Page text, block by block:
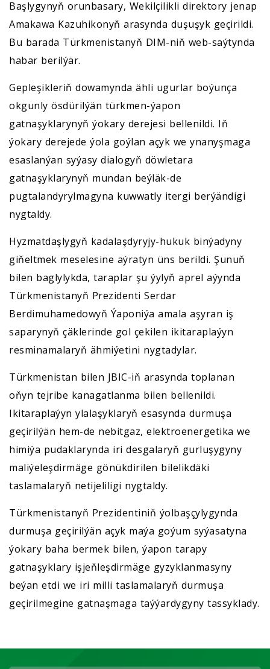
Başlygynyň orunbasary, Wekilçilikli direktory jenap
Amakawa Kazuhikonyň arasynda duşuşyk geçirildi.
Bu barada Türkmenistanyň DIM-niň web-saýtynda
habar berilýär.
Gepleşikleriň dowamynda ähli ugurlar boýunça
okgunly ösdürilýän türkmen-ýapon
gatnaşyklarynyň ýokary derejesi bellenildi. Iň
ýokary derejede ýola goýlan açyk we ynanyşmaga
esaslanýan syýasy dialogyň döwletara
gatnaşyklarynyň mundan beýläk-de
pugtalandyrylmagyna kuwwatly itergi berýändigi
nygtaldy.
Hyzmatdaşlygyň kadalaşdyryjy-hukuk binýadyny
giňeltmek meselesine aýratyn üns berildi. Şunuň
bilen baglylykda, taraplar şu ýylyň aprel aýynda
Türkmenistanyň Prezidenti Serdar
Berdimuhamedowyň Ýaponiýa amala aşyran iş
saparynyň çäklerinde gol çekilen ikitaraplaýyn
resminamalaryň ähmiýetini nygtadylar.
Türkmenistan bilen JBIC-iň arasynda toplanan
oňyn tejribe kanagatlanma bilen bellenildi.
Ikitaraplaýyn ylalaşyklaryň esasynda durmuşa
geçirilýän hem-de nebitgaz, elektroenergetika we
himiýa pudaklarynda iri desgalaryň gurluşygyny
maliýeleşdirmäge gönükdirilen bilelikdäki
taslamalaryň netijeliligi nygtaldy.
Türkmenistanyň Prezidentiniň ýolbaşçylygynda
durmuşa geçirilýän açyk maýa goýum syýasatyna
ýokary baha bermek bilen, ýapon tarapy
gatnaşyklary işjeňleşdirmäge gyzyklanmasyny
beýan etdi we iri milli taslamalaryň durmuşa
geçirilmegine gatnaşmaga taýýardygyny tassyklady.